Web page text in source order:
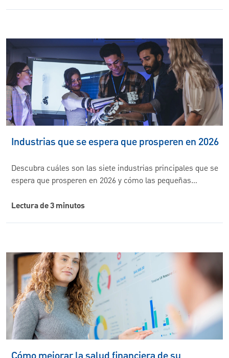
Industrias que se espera que prosperen en 2026
Descubra cuáles son las siete industrias principales que se
espera que prosperen en 2026 y cómo las pequeñas…
Lectura de 3 minutos